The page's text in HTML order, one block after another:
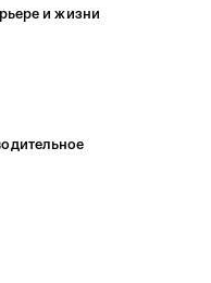
и жизни